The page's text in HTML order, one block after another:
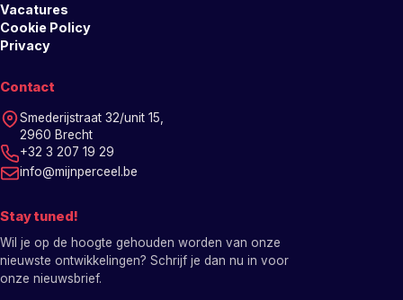
Vacatures
Cookie Policy
Privacy
Contact
Smederijstraat 32/unit 15,
2960 Brecht
+32 3 207 19 29
info@mijnperceel.be
Stay tuned!
Wil je op de hoogte gehouden worden van onze
nieuwste ontwikkelingen? Schrijf je dan nu in voor
onze nieuwsbrief.